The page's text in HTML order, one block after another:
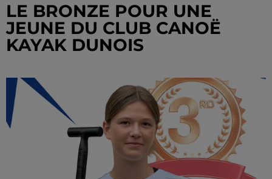
LE BRONZE POUR UNE
JEUNE DU CLUB CANOË
KAYAK DUNOIS